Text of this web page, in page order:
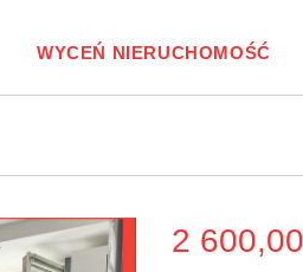
WYCEŃ NIERUCHOMOŚĆ
2